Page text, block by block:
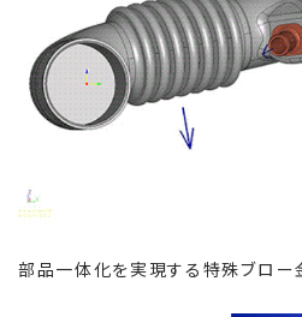
部品一体化を実現する特殊ブロー